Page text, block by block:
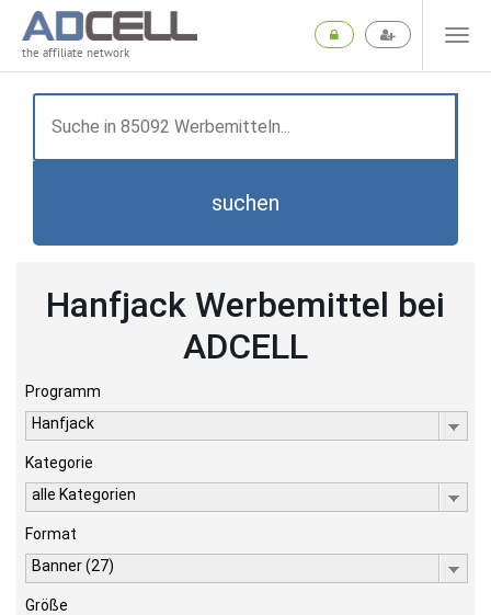
the affiliate network
suchen
Hanfjack Werbemittel bei
ADCELL
Programm
Hanfjack
Kategorie
alle Kategorien
Format
Banner (27)
Größe